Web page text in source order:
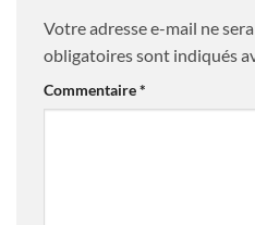
Votre adresse e-mail ne
obligatoires sont indiqués
Commentaire*